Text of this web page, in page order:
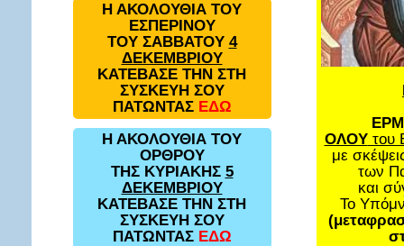
Η ΑΚΟΛΟΥΘΙΑ ΤΟΥ
ΕΣΠΕΡΙΝΟΥ
ΤΟΥ ΣΑΒΒΑΤΟΥ 4
ΔΕΚΕΜΒΡΙΟΥ
ΚΑΤΕΒΑΣΕ ΤΗΝ ΣΤΗ
ΣΥΣΚΕΥΗ ΣΟΥ
ΠΑΤΩΝΤΑΣ ΕΔΩ
Η ΑΚΟΛΟΥΘΙΑ ΤΟΥ
ΟΡΘΡΟΥ
ΤΗΣ ΚΥΡΙΑΚΗΣ 5
ΔΕΚΕΜΒΡΙΟΥ
ΚΑΤΕΒΑΣΕ ΤΗΝ ΣΤΗ
ΣΥΣΚΕΥΗ ΣΟΥ
ΠΑΤΩΝΤΑΣ ΕΔΩ
ΟΛΟΥτου
με
των
και
Το